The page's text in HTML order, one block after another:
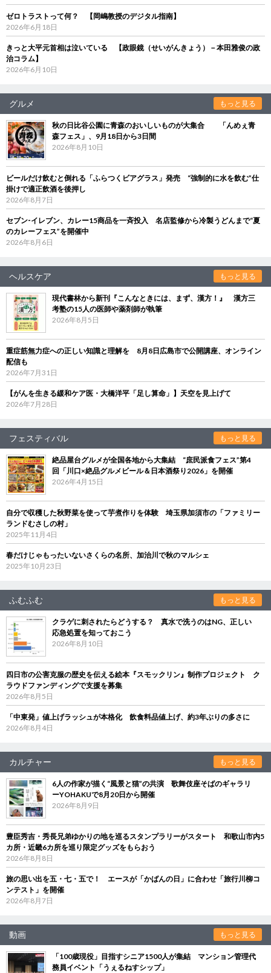
ゼロトラストって何？ 【岡嶋教授のデジタル指南】
2026年6月18日
きっと大平元首相は泣いている 【政眼鏡（せいがんきょう）－本田雅俊の政
治コラム】
2026年6月10日
グルメ もっと見る
秋の日比谷公園に青森のおいしいものが大集合 「んめぇ青
森フェス」、9月18日から3日間
2026年8月10日
ビールだけ飲むと倒れる「ふらつくビアグラス」発売 “強制的に水を飲む”仕
掛けで適正飲酒を後押し
2026年8月7日
セブン‐イレブン、カレー15商品を一斉投入 名店監修から冷製うどんまで“夏
のカレーフェス”を開催中
2026年8月6日
ヘルスケア もっと見る
現代書林から新刊『こんなときには、まず、漢方！』 漢方三
考塾の15人の医師や薬剤師が執筆
2026年8月5日
重症筋無力症への正しい知識と理解を 8月8日広島市で公開講座、オンライン
配信も
2026年7月31日
【がんを生きる緩和ケア医・大橋洋平「足し算命」】天空を見上げて
2026年7月28日
フェスティバル もっと見る
絶品屋台グルメが全国各地から大集結 “庶民派食フェス”第4
回「川口×絶品グルメビール＆日本酒祭り2026」を開催
2026年4月15日
自分で収穫した秋野菜を使って芋煮作りを体験 埼玉県加須市の「ファミリー
ランドむさしの村」
2025年11月4日
春だけじゃもったいないさくらの名所、加治川で秋のマルシェ
2025年10月23日
ふむふむ もっと見る
クラゲに刺されたらどうする？ 真水で洗うのはNG、正しい
応急処置を知っておこう
2026年8月10日
四日市の公害克服の歴史を伝える絵本『スモックリン』制作プロジェクト ク
ラウドファンディングで支援を募集
2026年8月5日
「中東発」値上げラッシュが本格化 飲食料品値上げ、約3年ぶりの多さに
2026年8月4日
カルチャー もっと見る
6人の作家が描く“風景と猫”の共演 歌舞伎座そばのギャラリ
ーYOHAKUで8月20日から開催
2026年8月9日
豊臣秀吉・秀長兄弟ゆかりの地を巡るスタンプラリーがスタート 和歌山市内5
カ所・近畿6カ所を巡り限定グッズをもらおう
2026年8月8日
旅の思い出を五・七・五で！ エースが「かばんの日」に合わせ「旅行川柳コ
ンテスト」を開催
2026年8月7日
動画 もっと見る
「100歳現役」目指すシニア1500人が集結 マンション管理代
務員イベント「うぇるねすシップ」